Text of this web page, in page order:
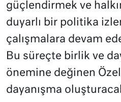
güçlendirmek ve
duyarlı bir politika
çalışmalara devam
Bu süreçte birlik ve
önemine değinen
dayanışma